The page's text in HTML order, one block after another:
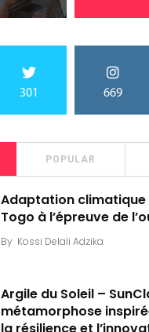
301 669
POPULAR
Adaptation climatique
Togo à l’épreuve de
By Kossi Delali Adzika
Argile du Soleil –
métamorphose